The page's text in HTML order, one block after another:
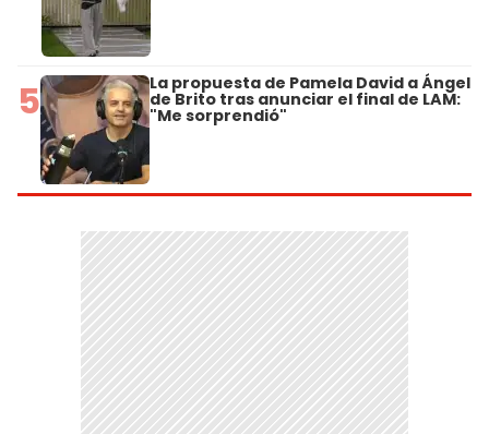
5 La propuesta de Pamela David a Ángel
de Brito tras anunciar el final de LAM:
"Me sorprendió"